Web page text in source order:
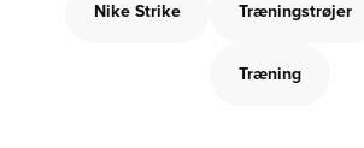
Nike Strike Træningstrøjer
Træning